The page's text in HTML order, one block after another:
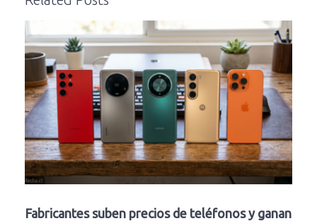
Fabricantes suben precios de teléfonos y ganan